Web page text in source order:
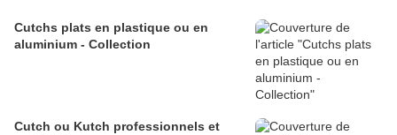
Cutchs plats en plastique ou en
aluminium - Collection
Cutch ou Kutch professionnels et